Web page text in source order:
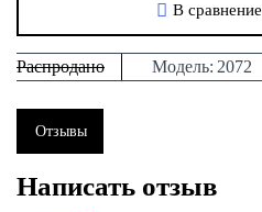
Распродано Модель: 2072
В сравнение
Отзывы
Написать отзыв